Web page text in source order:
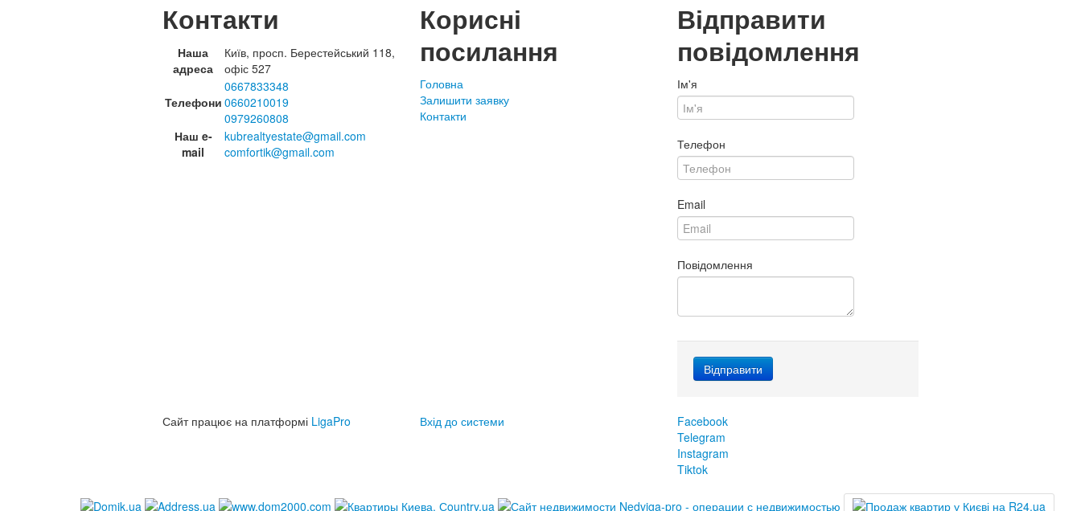
Контакти
Наша
адреса
Київ, просп. Берестейський 118,
офіс 527
Телефони
0667833348
0660210019
0979260808
Наш e-
mail
kubrealtyestate@gmail.com
comfortik@gmail.com
Корисні
посилання
Головна
Залишити заявку
Контакти
Відправити
повідомлення
Ім'я
Телефон
Email
Повідомлення
Сайт працює на платформі LigaPro Вхід до системи
Facebook
Telegram
Instagram
Tiktok